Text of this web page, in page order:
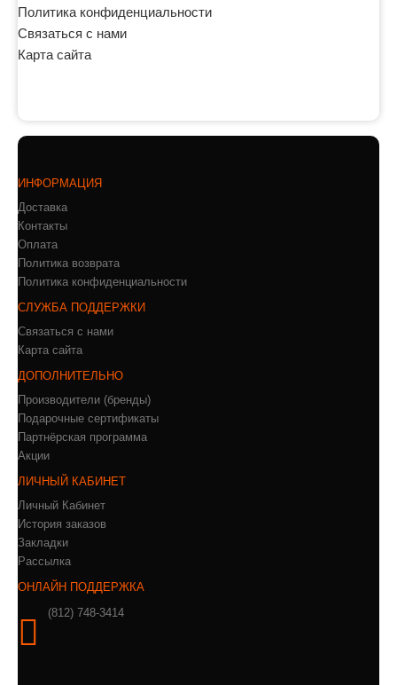
Политика конфиденциальности
Связаться с нами
Карта сайта
ИНФОРМАЦИЯ
Доставка
Контакты
Оплата
Политика возврата
Политика конфиденциальности
СЛУЖБА ПОДДЕРЖКИ
Связаться с нами
Карта сайта
ДОПОЛНИТЕЛЬНО
Производители (бренды)
Подарочные сертификаты
Партнёрская программа
Акции
ЛИЧНЫЙ КАБИНЕТ
Личный Кабинет
История заказов
Закладки
Рассылка
ОНЛАЙН ПОДДЕРЖКА
(812) 748-3414